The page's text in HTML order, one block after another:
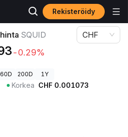
Rekisteröidy
hinta SQUID
SQUID
-0.29%
CHF
60D 200D 1Y
Korkea CHF 0.001073